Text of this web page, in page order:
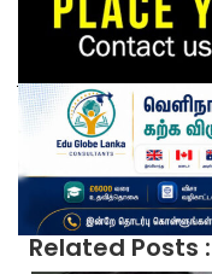
Related Posts :